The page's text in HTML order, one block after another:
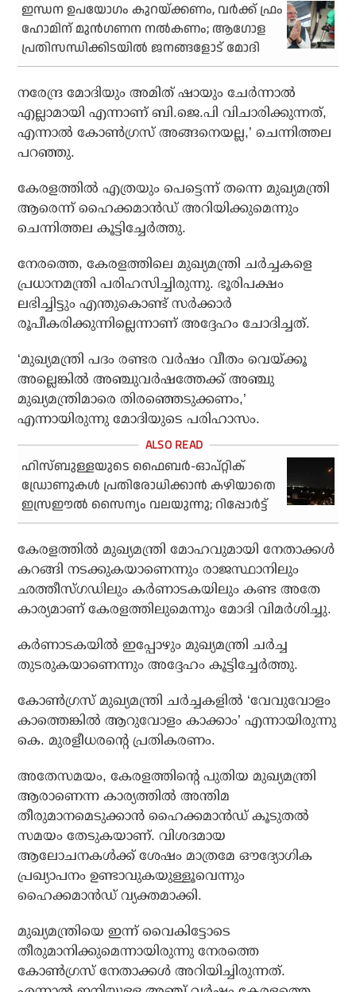
ഇന്ധന ഉപയോഗം കുറയ്ക്കണം, വർക്ക് ഫ്രം
ഹോമിന് മുൻഗണന നൽകണം; ആഗോള
പ്രതിസന്ധിക്കിടയിൽ ജനങ്ങളോട് മോദി
നരേന്ദ്ര മോദിയും അമിത് ഷായും ചേര്‍ന്നാല്‍
എല്ലാമായി എന്നാണ് ബി.ജെ.പി വിചാരിക്കുന്നത്,
എന്നാല്‍ കോണ്‍ഗ്രസ് അങ്ങനെയല്ല,’ ചെന്നിത്തല
പറഞ്ഞു.
കേരളത്തില്‍ എത്രയും പെട്ടെന്ന് തന്നെ മുഖ്യമന്ത്രി
ആരെന്ന് ഹൈക്കമാന്‍ഡ് അറിയിക്കുമെന്നും
ചെന്നിത്തല കൂട്ടിച്ചേര്‍ത്തു.
നേരത്തെ, കേരളത്തിലെ മുഖ്യമന്ത്രി ചര്‍ച്ചകളെ
പ്രധാനമന്ത്രി പരിഹസിച്ചിരുന്നു. ഭൂരിപക്ഷം
ലഭിച്ചിട്ടും എന്തുകൊണ്ട് സര്‍ക്കാര്‍
രൂപീകരിക്കുന്നില്ലെന്നാണ് അദ്ദേഹം ചോദിച്ചത്.
‘മുഖ്യമന്ത്രി പദം രണ്ടര വര്‍ഷം വീതം വെയ്ക്കൂ
അല്ലെങ്കില്‍ അഞ്ചുവര്‍ഷത്തേക്ക് അഞ്ചു
മുഖ്യമന്ത്രിമാരെ തിരഞ്ഞെടുക്കണം,’
എന്നായിരുന്നു മോദിയുടെ പരിഹാസം.
ഹിസ്ബുള്ളയുടെ ഫൈബർ-ഓപ്റ്റിക്
ഡ്രോണുകൾ പ്രതിരോധിക്കാൻ കഴിയാതെ
ഇസ്രഈൽ സൈന്യം വലയുന്നു; റിപ്പോർട്ട്
കേരളത്തില്‍ മുഖ്യമന്ത്രി മോഹവുമായി നേതാക്കള്‍
കറങ്ങി നടക്കുകയാണെന്നും രാജസ്ഥാനിലും
ഛത്തീസ്ഗഡിലും കര്‍ണാടകയിലും കണ്ട അതേ
കാര്യമാണ് കേരളത്തിലുമെന്നും മോദി വിമര്‍ശിച്ചു.
കര്‍ണാടകയില്‍ ഇപ്പോഴും മുഖ്യമന്ത്രി ചര്‍ച്ച
തുടരുകയാണെന്നും അദ്ദേഹം കൂട്ടിച്ചേര്‍ത്തു.
കോണ്‍ഗ്രസ് മുഖ്യമന്ത്രി ചര്‍ച്ചകളില്‍ ‘വേവുവോളം
കാത്തെങ്കില്‍ ആറുവോളം കാക്കാം’ എന്നായിരുന്നു
കെ. മുരളീധരന്റെ പ്രതികരണം.
അതേസമയം, കേരളത്തിന്റെ പുതിയ മുഖ്യമന്ത്രി
ആരാണെന്ന കാര്യത്തില്‍ അന്തിമ
തീരുമാനമെടുക്കാന്‍ ഹൈക്കമാന്‍ഡ് കൂടുതല്‍
സമയം തേടുകയാണ്. വിശദമായ
ആലോചനകള്‍ക്ക് ശേഷം മാത്രമേ ഔദ്യോഗിക
പ്രഖ്യാപനം ഉണ്ടാവുകയുള്ളൂവെന്നും
ഹൈക്കമാന്‍ഡ് വ്യക്തമാക്കി.
മുഖ്യമന്ത്രിയെ ഇന്ന് വൈകിട്ടോടെ
തീരുമാനിക്കുമെന്നായിരുന്നു നേരത്തെ
കോണ്‍ഗ്രസ് നേതാക്കള്‍ അറിയിച്ചിരുന്നത്.